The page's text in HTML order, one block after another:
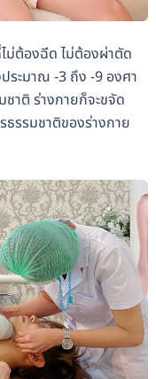
ม่ต้องฉีด ไม่ต้องผ่าตัด
ระมาณ -3 ถึง -9 องศา
าติ ร่างกายก็จะขจัด
ธรรมชาติของร่างกาย